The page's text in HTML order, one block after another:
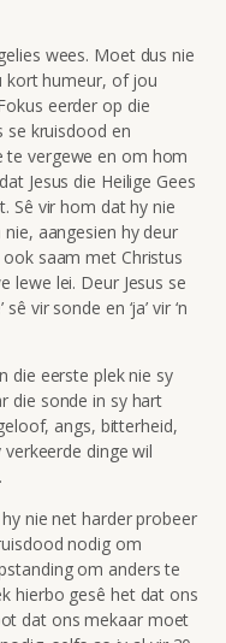
wees. Moet dus nie
kort humeur, of jou
eerder op die
se kruisdood en
te vergewe en om hom
Jesus die Heilige Gees
Sê vir hom dat hy nie
aangesien hy deur
saam met Christus
lewe lei. Deur Jesus se
vir sonde en ‘ja’ vir ‘n
die eerste plek nie sy
die sonde in sy hart
angs, bitterheid,
dinge wil
nie net harder probeer
nodig om
om anders te
hierbo gesê het dat ons
dat ons mekaar moet